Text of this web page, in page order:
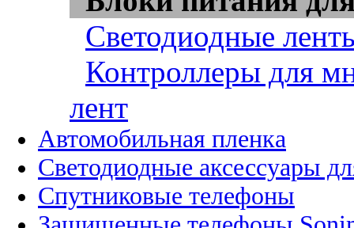
Светодиодные
Контроллеры для
лент
Автомобильная пленка
Светодиодные аксессуары
Спутниковые телефоны